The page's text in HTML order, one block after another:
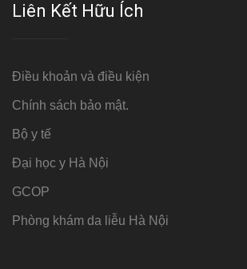
Liên Kết Hữu Ích
Điều khoản và điều kiện
Chính sách bảo mật.
Bộ y tế
Đại học y Hà Nội
GCOP
Phòng khám da liễu Hà Nội